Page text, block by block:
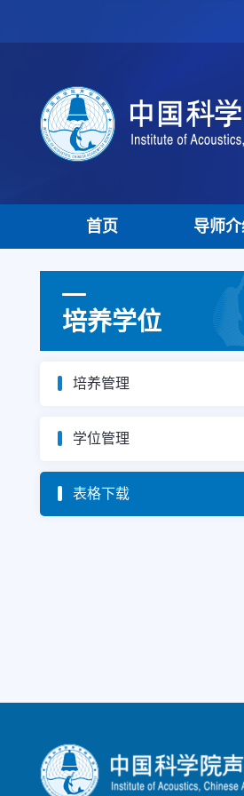
首页 导师
培养学位
培养管理
学位管理
表格下载